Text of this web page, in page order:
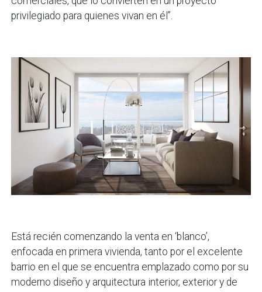
privilegiado para quienes vivan en él”.
Está recién comenzando la venta en ‘blanco’,
enfocada en primera vivienda, tanto por el excelente
barrio en el que se encuentra emplazado como por su
moderno diseño y arquitectura interior, exterior y de